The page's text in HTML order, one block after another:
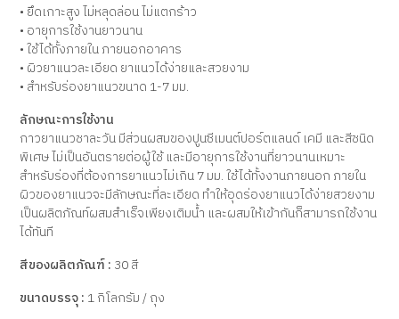
• ยึดเกาะสูง ไม่หลุดล่อน ไม่แตกร้าว
• อายุการใช้งานยาวนาน
• ใช้ได้ทั้งภายใน ภายนอกอาคาร
• ผิวยาแนวละเอียด ยาแนวได้ง่ายและสวยงาม
• สำหรับร่องยาแนวขนาด 1-7 มม.
ลักษณะการใช้งาน
กาวยาแนวชาละวัน มีส่วนผสมของปูนซีเมนต์ปอร์ตแลนด์ เคมี และสีชนิด
พิเศษ ไม่เป็นอันตรายต่อผู้ใช้ และมีอายุการใช้งานที่ยาวนานเหมาะ
สำหรับร่องที่ต้องการยาแนวไม่เกิน 7 มม. ใช้ได้ทั้งงานภายนอก ภายใน
ผิวของยาแนวจะมีลักษณะที่ละเอียด ทำให้อุดร่องยาแนวได้ง่ายสวยงาม
เป็นผลิตภัณท์ผสมสำเร็จเพียงเติมน้ำ และผสมให้เข้ากันก็สามารถใช้งาน
ได้ทันที
สีของผลิตภัณฑ์ : 30 สี
ขนาดบรรจุ : 1 กิโลกรัม / ถุง